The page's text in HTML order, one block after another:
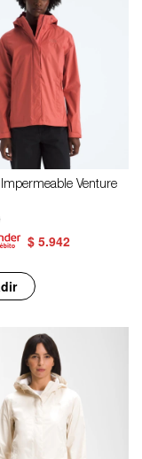
Venture
$ 5.942